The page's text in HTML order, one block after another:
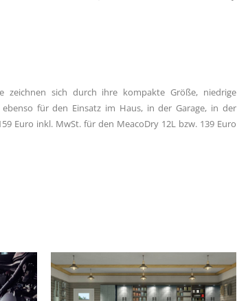
zeichnen sich durch ihre kompakte Größe, niedrige
für den Einsatz im Haus, in der Garage, in der
Euro inkl. MwSt. für den MeacoDry 12L bzw. 139 Euro